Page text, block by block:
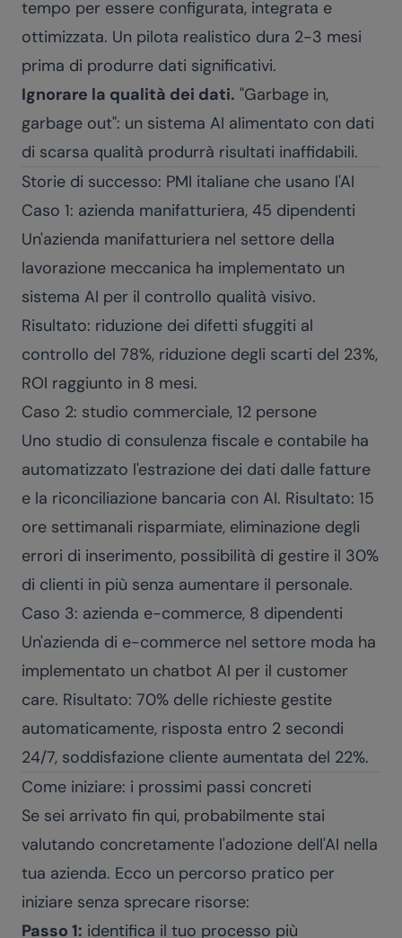
tempo per essere configurata, integrata e
ottimizzata. Un pilota realistico dura 2-3 mesi
prima di produrre dati significativi.
Ignorare la qualità dei dati. "Garbage in,
garbage out": un sistema AI alimentato con dati
di scarsa qualità produrrà risultati inaffidabili.
Storie di successo: PMI italiane che usano l'AI
Caso 1: azienda manifatturiera, 45 dipendenti
Un'azienda manifatturiera nel settore della
lavorazione meccanica ha implementato un
sistema AI per il controllo qualità visivo.
Risultato: riduzione dei difetti sfuggiti al
controllo del 78%, riduzione degli scarti del 23%,
ROI raggiunto in 8 mesi.
Caso 2: studio commerciale, 12 persone
Uno studio di consulenza fiscale e contabile ha
automatizzato l'estrazione dei dati dalle fatture
e la riconciliazione bancaria con AI. Risultato: 15
ore settimanali risparmiate, eliminazione degli
errori di inserimento, possibilità di gestire il 30%
di clienti in più senza aumentare il personale.
Caso 3: azienda e-commerce, 8 dipendenti
Un'azienda di e-commerce nel settore moda ha
implementato un chatbot AI per il customer
care. Risultato: 70% delle richieste gestite
automaticamente, risposta entro 2 secondi
24/7, soddisfazione cliente aumentata del 22%.
Come iniziare: i prossimi passi concreti
Se sei arrivato fin qui, probabilmente stai
valutando concretamente l'adozione dell'AI nella
tua azienda. Ecco un percorso pratico per
iniziare senza sprecare risorse:
Passo 1: identifica il tuo processo più